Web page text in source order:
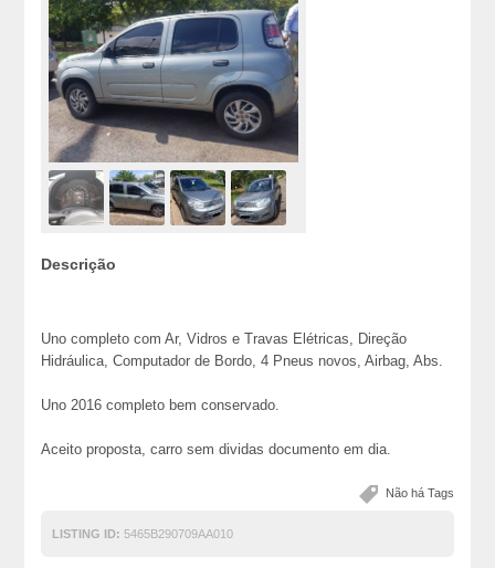
Descrição
Uno completo com Ar, Vidros e Travas Elétricas, Direção
Hidráulica, Computador de Bordo, 4 Pneus novos, Airbag, Abs.
Uno 2016 completo bem conservado.
Aceito proposta, carro sem dividas documento em dia.
Não há Tags
LISTING ID: 5465B290709AA010